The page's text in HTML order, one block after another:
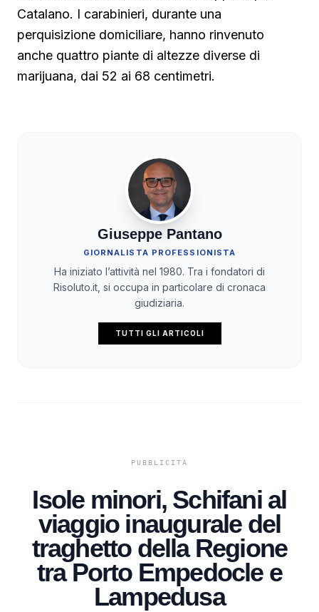
Catalano. I carabinieri, durante una
perquisizione domiciliare, hanno rinvenuto
anche quattro piante di altezze diverse di
marijuana, dai 52 ai 68 centimetri.
Giuseppe Pantano
GIORNALISTA PROFESSIONISTA
Ha iniziato l’attività nel 1980. Tra i fondatori di
Risoluto.it, si occupa in particolare di cronaca
giudiziaria.
TUTTI GLI ARTICOLI
Isole minori, Schifani al
viaggio inaugurale del
traghetto della Regione
tra Porto Empedocle e
Lampedusa